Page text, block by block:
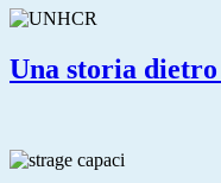
Una storia